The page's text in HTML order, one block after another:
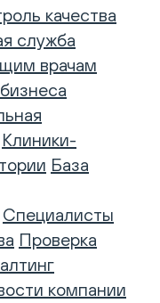
качества
служба
врачам
Клиники-
База
Специалисты
Проверка
компании